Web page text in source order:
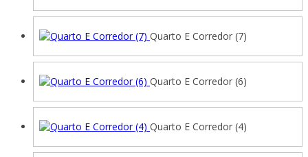
Quarto E Corredor (7)
Quarto E Corredor (6)
Quarto E Corredor (4)